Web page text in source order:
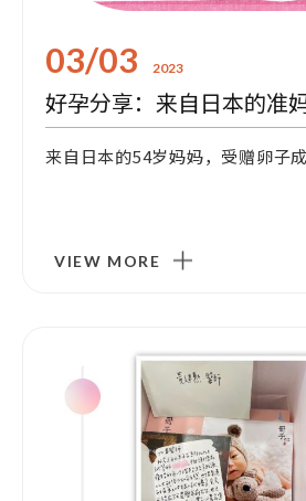
03/03 2023
好孕分享：来自日本的准
来自日本的54岁妈妈，受赠卵子
VIEW MORE